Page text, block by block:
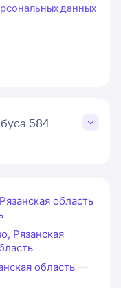
данных
584
область
Рязанская
область —